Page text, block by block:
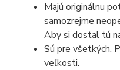
Majú originálnu
samozrejme
Aby si dostal tú
Sú pre všetkých.
veľkosti.